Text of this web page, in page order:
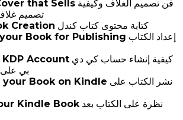
that Sells
تصميم
Creation كتابة محتوى كتاب كندل
Book for Publishing
Account
بي
your Book on Kindle
Kindle Bookنظرة على الكتاب بعد